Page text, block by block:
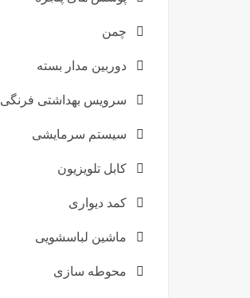
چمن
دوربین مدار بسته
سرویس بهداشتی فرنگی
سیستم سرمایشی
کابل تلویزیون
کمد دیواری
ماشین لباسشویی
محوطه سازی